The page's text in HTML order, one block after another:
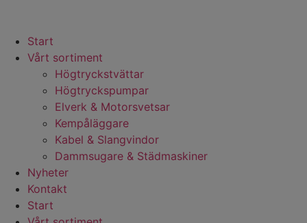
Start
Vårt sortiment
Högtryckstvättar
Högtryckspumpar
Elverk & Motorsvetsar
Kempåläggare
Kabel & Slangvindor
Dammsugare & Städmaskiner
Nyheter
Kontakt
Start